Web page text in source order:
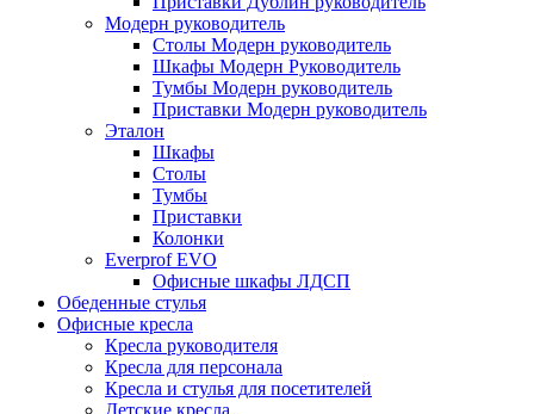
Модерн руководитель
Столы Модерн руководитель
Шкафы Модерн Руководитель
Тумбы Модерн руководитель
Приставки Модерн руководитель
Эталон
Шкафы
Столы
Тумбы
Приставки
Колонки
Everprof EVO
Офисные шкафы ЛДСП
Обеденные стулья
Офисные кресла
Кресла руководителя
Кресла для персонала
Кресла и стулья для посетителей
Детские кресла